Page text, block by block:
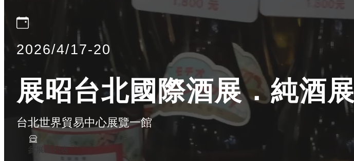
2026/4/17-20
展昭台北國際酒展．純酒展
台北世界貿易中心展覽一館
參展商列表